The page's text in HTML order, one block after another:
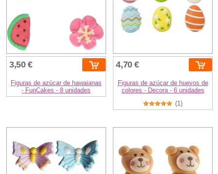
3,50 €
Figuras de azúcar de hawaianas
- FunCakes - 8 unidades
4,70 €
Figuras de azúcar de huevos de
colores - Decora - 6 unidades
(1)